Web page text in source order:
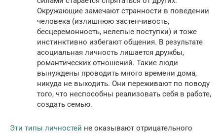
Окружающие замечают странности в поведении
человека (излишнюю застенчивость,
бесцеремонность, нелепые поступки) и тоже
инстинктивно избегают общения. В результате
асоциальная личность лишается дружбы,
романтических отношений. Такие люди
вынуждены проводить много времени дома,
никуда не выходить. Они переживают по поводу
того, что неспособны реализовать себя в работе,
создать семью.
Эти типы личностей не оказывают отрицательного